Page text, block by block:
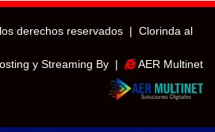
derechos reservados | Clorinda al
y Streaming By |
AER Multinet